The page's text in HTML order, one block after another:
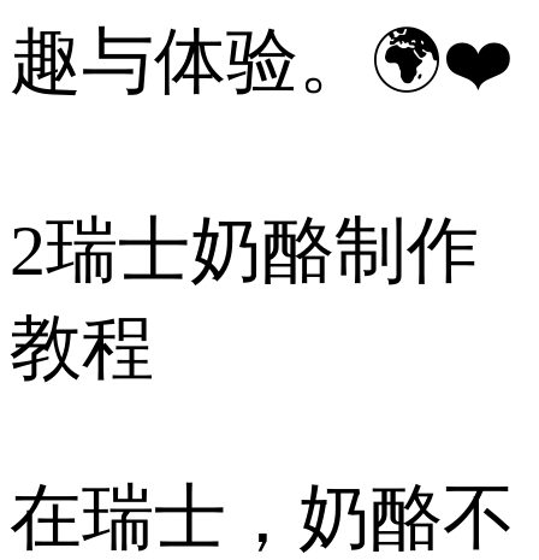
趣与体验。🌍❤️
2瑞士奶酪制作
教程
在瑞士，奶酪不